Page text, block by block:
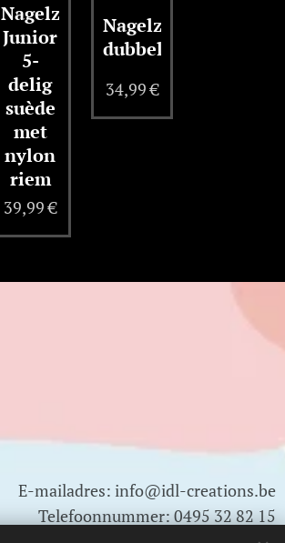
Nagelzak
Junior
5-
delig
suède
met
nylon
riem
39,99€
Nagelzak
dubbel
34,99€
E-mailadres: info@idl-creations.be
Telefoonnummer: 0495 32 82 15